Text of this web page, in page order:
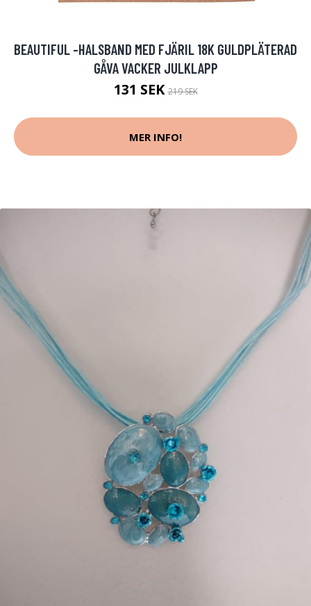
BEAUTIFUL -HALSBAND MED FJÄRIL 18K GULDPLÄTERAD
GÅVA VACKER JULKLAPP
131 SEK219 SEK
MER INFO!